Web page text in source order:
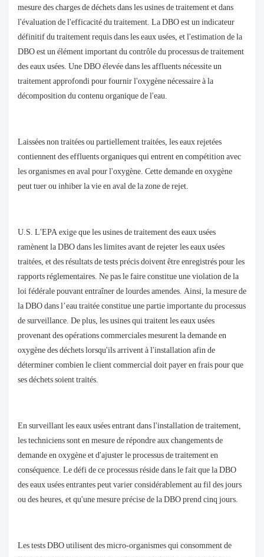
mesure des charges de déchets dans les usines de traitement et dans
l'évaluation de l'efficacité du traitement. La DBO est un indicateur
définitif du traitement requis dans les eaux usées, et l'estimation de la
DBO est un élément important du contrôle du processus de traitement
des eaux usées. Une DBO élevée dans les affluents nécessite un
traitement approfondi pour fournir l'oxygène nécessaire à la
décomposition du contenu organique de l'eau.
Laissées non traitées ou partiellement traitées, les eaux rejetées
contiennent des effluents organiques qui entrent en compétition avec
les organismes en aval pour l'oxygène. Cette demande en oxygène
peut tuer ou inhiber la vie en aval de la zone de rejet.
U.S. L'EPA exige que les usines de traitement des eaux usées
ramènent la DBO dans les limites avant de rejeter les eaux usées
traitées, et des résultats de tests précis doivent être enregistrés pour les
rapports réglementaires. Ne pas le faire constitue une violation de la
loi fédérale pouvant entraîner de lourdes amendes. Ainsi, la mesure de
la DBO dans l’eau traitée constitue une partie importante du processus
de surveillance. De plus, les usines qui traitent les eaux usées
provenant des opérations commerciales mesurent la demande en
oxygène des déchets lorsqu'ils arrivent à l'installation afin de
déterminer combien le client commercial doit payer en frais pour que
ses déchets soient traités.
En surveillant les eaux usées entrant dans l'installation de traitement,
les techniciens sont en mesure de répondre aux changements de
demande en oxygène et d'ajuster le processus de traitement en
conséquence. Le défi de ce processus réside dans le fait que la DBO
des eaux usées entrantes peut varier considérablement au fil des jours
ou des heures, et qu'une mesure précise de la DBO prend cinq jours.
Les tests DBO utilisent des micro-organismes qui consomment de